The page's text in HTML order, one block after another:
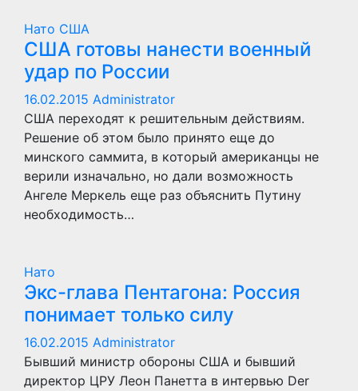
Нато США
США готовы нанести военный
удар по России
16.02.2015 Administrator
США переходят к решительным действиям.
Решение об этом было принято еще до
минского саммита, в который американцы не
верили изначально, но дали возможность
Ангеле Меркель еще раз объяснить Путину
необходимость…
Нато
Экс-глава Пентагона: Россия
понимает только силу
16.02.2015 Administrator
Бывший министр обороны США и бывший
директор ЦРУ Леон Панетта в интервью Der